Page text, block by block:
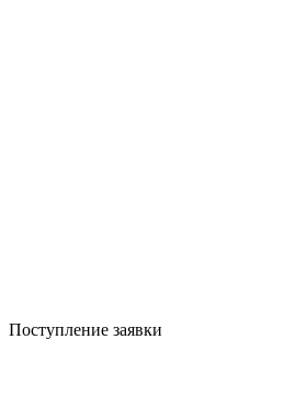
Поступление заявки